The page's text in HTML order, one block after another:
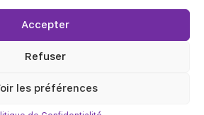
Accepter
Refuser
les préférences
se cache une opinion
une vision de ce que doivent inclure
chien en fonction du niveau (plus
bien évidemment le réglement)
peut avoir un niveau d’interprétation